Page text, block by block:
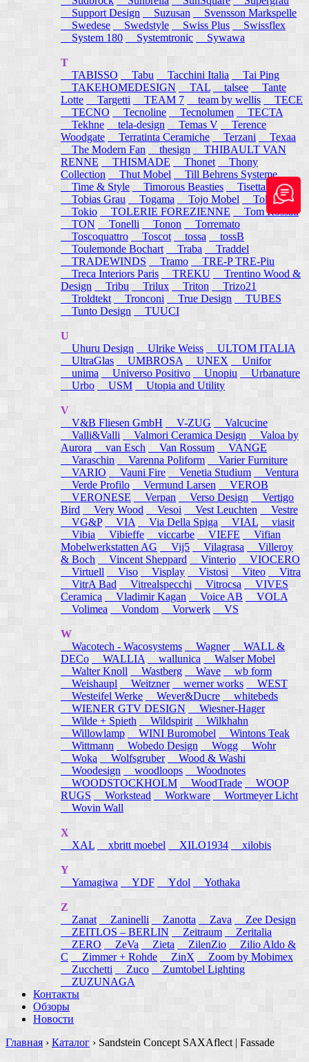
Support Design
Suzusan
Svensson Markspelle
Swedese
Swedstyle Swiss Plus
Swissflex
System 180
Systemtronic Sywawa
T
TABISSO
Tabu Tacchini Italia
Tai Ping
TAKEHOMEDESIGN
TAL talsee
Tante
Lotte
Targetti TEAM 7 team by wellis
TECE
TECNO
Tecnoline Tecnolumen
TECTA
Tekhne
tela-design Temas V
Terence
Woodgate
Terratinta Ceramiche Terzani
Texaa
The Modern Fan
thesign
THIBAULT VAN
RENNE
THISMADE Thonet
Thony
Collection
Thut Mobel
Till Behrens Systeme
Time & Style
Timorous Beasties
Tisettanta
Tobias Grau
Togama Tojo Mobel
Token
Tokio
TOLERIE FOREZIENNE
Tom Rossau
TON
Tonelli Tonon
Torremato
Toscoquattro
Toscot tossa
tossB
Toulemonde Bochart
Traba
Traddel
TRADEWINDS
Tramo
TRE-P TRE-Piu
Treca Interiors Paris
TREKU
Trentino Wood &
Design
Tribu Trilux Triton
Trizo21
Troldtekt Tronconi True Design
TUBES
Tunto Design
TUUCI
U
Uhuru Design
Ulrike Weiss
ULTOM ITALIA
UltraGlas
UMBROSA UNEX
Unifor
unima
Universo Positivo Unopiu
Urbanature
Urbo
USM Utopia and Utility
V
V&B Fliesen GmbH
V-ZUG
Valcucine
Valli&Valli
Valmori Ceramica Design
Valoa by
Aurora
van Esch Van Rossum
VANGE
Varaschin
Varenna Poliform
Varier Furniture
VARIO
Vauni Fire Venetia Studium
Ventura
Verde Profilo
Vermund Larsen
VEROB
VERONESE
Verpan Verso Design
Vertigo
Bird
Very Wood Vesoi Vest Leuchten
Vestre
VG&P
VIA Via Della Spiga VIAL
viasit
Vibia
Vibieffe viccarbe VIEFE
Vifian
Mobelwerkstatten AG
Vij5 Vilagrasa
Villeroy
& Boch
Vincent Sheppard Vinterio
VIOCERO
Virtuell
Viso Visplay Vistosi Viteo
Vitra
VitrA Bad
Vitrealspecchi Vitrocsa
VIVES
Ceramica
Vladimir Kagan Voice AB
VOLA
Volimea
Vondom Vorwerk VS
W
Wacotech - Wacosystems
Wagner
WALL &
DECo
WALLIA wallunica
Walser Mobel
Walter Knoll
Wastberg Wave
wb form
Weishaupl
Weitzner werner works
WEST
Westeifel Werke
Wever&Ducre
whitebeds
WIENER GTV DESIGN
Wiesner-Hager
Wilde + Spieth
Wildspirit
Wilkhahn
Willowlamp
WINI Buromobel
Wintons Teak
Wittmann
Wobedo Design Wogg
Wohr
Woka
Wolfsgruber
Wood & Washi
Woodesign
woodloops
Woodnotes
WOODSTOCKHOLM
WoodTrade
WOOP
RUGS
Workstead Workware
Wortmeyer Licht
Wovin Wall
X
XAL
xbritt moebel XILO1934 xilobis
Y
Yamagiwa
YDF Ydol Yothaka
Z
Zanat
Zaninelli Zanotta Zava
Zee Design
ZEITLOS – BERLIN
Zeitraum
Zeritalia
ZERO
ZeVa Zieta ZilenZio
Zilio Aldo &
C
Zimmer + Rohde ZinX
Zoom by Mobimex
Zucchetti
Zuco
Zumtobel Lighting
ZUZUNAGA
Контакты
Обзоры
Новости
Главная › Каталог › Sandstein Concept SAXAflect | Fassade